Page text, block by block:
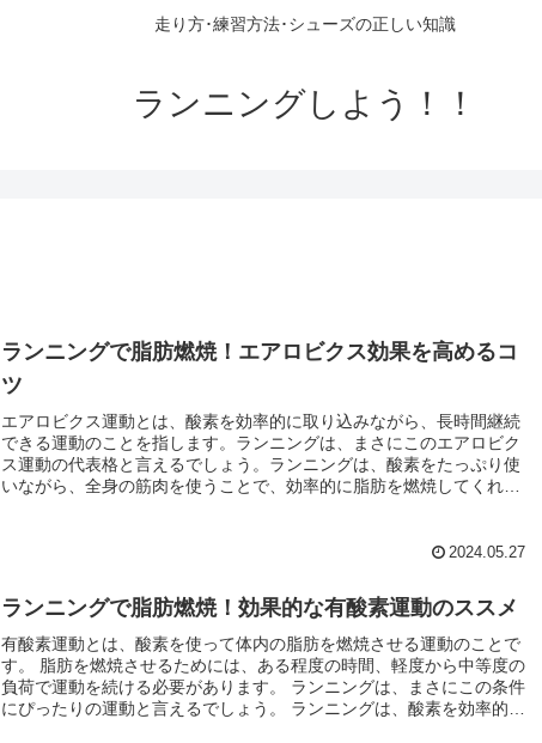
走り方･練習方法･シューズの正しい知識
ランニングしよう！！
ランニングで脂肪燃焼！エアロビクス効果を高めるコ
ツ
エアロビクス運動とは、酸素を効率的に取り込みながら、長時間継続
できる運動のことを指します。ランニングは、まさにこのエアロビク
ス運動の代表格と言えるでしょう。ランニングは、酸素をたっぷり使
いながら、全身の筋肉を使うことで、効率的に脂肪を燃焼してくれま
2024.05.27
ランニングで脂肪燃焼！効果的な有酸素運動のススメ
有酸素運動とは、酸素を使って体内の脂肪を燃焼させる運動のことで
す。 脂肪を燃焼させるためには、ある程度の時間、軽度から中等度の
負荷で運動を続ける必要があります。 ランニングは、まさにこの条件
にぴったりの運動と言えるでしょう。 ランニングは、酸素を効率的に